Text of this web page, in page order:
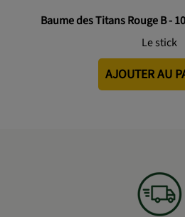
Baume des Titans Rouge B -
Le stick
AJOUTER AU